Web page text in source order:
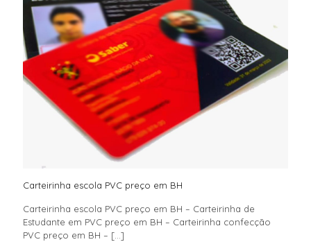
Carteirinha escola PVC preço em BH
Carteirinha escola PVC preço em BH – Carteirinha de
Estudante em PVC preço em BH – Carteirinha confecção
PVC preço em BH – […]